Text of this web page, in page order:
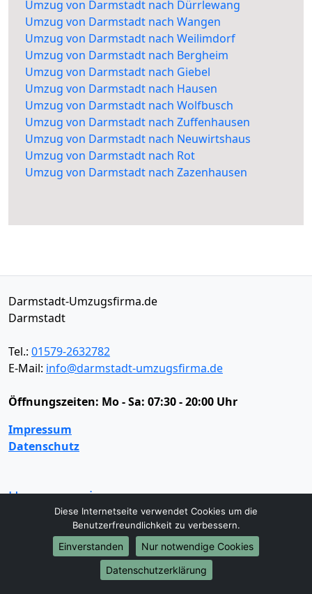
Umzug von Darmstadt nach Dürrlewang
Umzug von Darmstadt nach Wangen
Umzug von Darmstadt nach Weilimdorf
Umzug von Darmstadt nach Bergheim
Umzug von Darmstadt nach Giebel
Umzug von Darmstadt nach Hausen
Umzug von Darmstadt nach Wolfbusch
Umzug von Darmstadt nach Zuffenhausen
Umzug von Darmstadt nach Neuwirtshaus
Umzug von Darmstadt nach Rot
Umzug von Darmstadt nach Zazenhausen
Darmstadt-Umzugsfirma.de
Darmstadt
Tel.: 01579-2632782
E-Mail: info@darmstadt-umzugsfirma.de
Öffnungszeiten: Mo - Sa: 07:30 - 20:00 Uhr
Impressum
Datenschutz
Umzugsservice
Umzugsservice Behördenumzug
Büroumzug
Fernumzug
Firmenumzug
Laborumzug
Mini Umzug
Praxisumzug
Privatumzug
Studentenumzug
Diese Internetseite verwendet Cookies um die
Benutzerfreundlichkeit zu verbessern.
Einverstanden
Nur notwendige Cookies
Datenschutzerklärung